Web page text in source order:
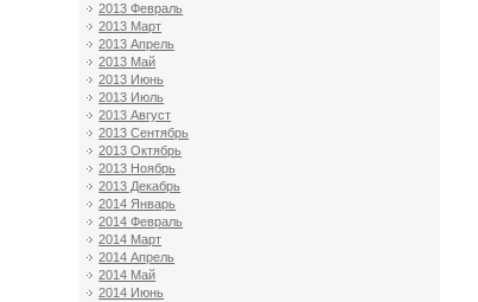
2013 Февраль
2013 Март
2013 Апрель
2013 Май
2013 Июнь
2013 Июль
2013 Август
2013 Сентябрь
2013 Октябрь
2013 Ноябрь
2013 Декабрь
2014 Январь
2014 Февраль
2014 Март
2014 Апрель
2014 Май
2014 Июнь